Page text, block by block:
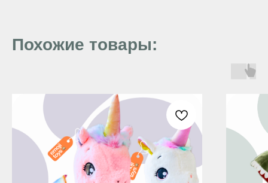
Похожие товары: